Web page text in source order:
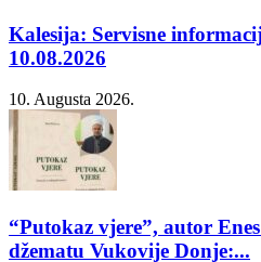
Kalesija: Servisne
10.08.2026
10. Augusta 2026.
“Putokaz vjere”, autor
džematu Vukovije Donje:...